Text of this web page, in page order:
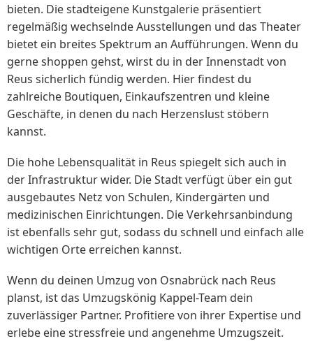
bieten. Die stadteigene Kunstgalerie präsentiert
regelmäßig wechselnde Ausstellungen und das Theater
bietet ein breites Spektrum an Aufführungen. Wenn du
gerne shoppen gehst, wirst du in der Innenstadt von
Reus sicherlich fündig werden. Hier findest du
zahlreiche Boutiquen, Einkaufszentren und kleine
Geschäfte, in denen du nach Herzenslust stöbern
kannst.
Die hohe Lebensqualität in Reus spiegelt sich auch in
der Infrastruktur wider. Die Stadt verfügt über ein gut
ausgebautes Netz von Schulen, Kindergärten und
medizinischen Einrichtungen. Die Verkehrsanbindung
ist ebenfalls sehr gut, sodass du schnell und einfach alle
wichtigen Orte erreichen kannst.
Wenn du deinen Umzug von Osnabrück nach Reus
planst, ist das Umzugskönig Kappel-Team dein
zuverlässiger Partner. Profitiere von ihrer Expertise und
erlebe eine stressfreie und angenehme Umzugszeit.